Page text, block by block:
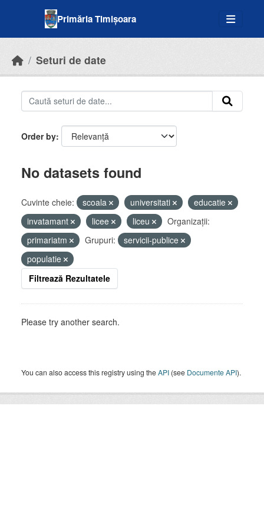
Primăria Timișoara
Seturi de date
Order by
No datasets found
Cuvinte cheie: scoala universitati
educatie
invatamant
licee liceu
Organizații:
primariatm
Grupuri:
servicii-publice
populatie
Filtrează Rezultatele
Please try another search.
You can also access this registry using theAPI (see Documente API).